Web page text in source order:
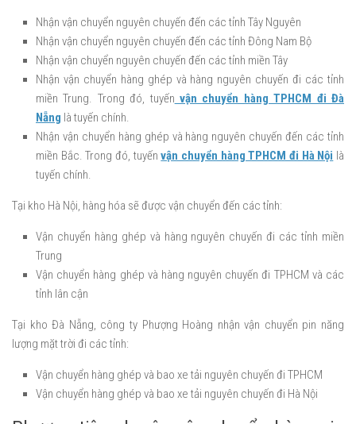
Nhận vận chuyển nguyên chuyến đến các tỉnh Tây Nguyên
Nhận vận chuyển nguyên chuyến đến các tỉnh Đông Nam Bộ
Nhận vận chuyển nguyên chuyến đến các tỉnh miền Tây
Nhận vận chuyển hàng ghép và hàng nguyên chuyến đi các tỉnh
miền Trung. Trong đó, tuyến vận chuyển hàng TPHCM đi Đà
Nẵng là tuyến chính.
Nhận vận chuyển hàng ghép và hàng nguyên chuyến đến các tỉnh
miền Bắc. Trong đó, tuyếnvận chuyển hàng TPHCM đi Hà Nội là
tuyến chính.
Tại kho Hà Nội, hàng hóa sẽ được vận chuyển đến các tỉnh:
Vận chuyển hàng ghép và hàng nguyên chuyến đi các tỉnh miền
Trung
Vận chuyển hàng ghép và hàng nguyên chuyến đi TPHCM và các
tỉnh lân cận
Tại kho Đà Nẵng, công ty Phượng Hoàng nhận vận chuyển pin năng
lượng mặt trời đi các tỉnh:
Vận chuyển hàng ghép và bao xe tải nguyên chuyến đi TPHCM
Vận chuyển hàng ghép và bao xe tải nguyên chuyến đi Hà Nội